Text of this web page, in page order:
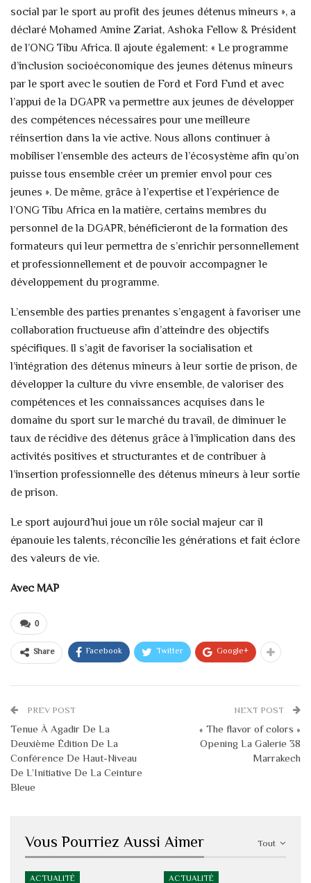
social par le sport au profit des jeunes détenus mineurs », a
déclaré Mohamed Amine Zariat, Ashoka Fellow & Président
de l’ONG Tibu Africa. Il ajoute également: « Le programme
d’inclusion socioéconomique des jeunes détenus mineurs
par le sport avec le soutien de Ford et Ford Fund et avec
l’appui de la DGAPR va permettre aux jeunes de développer
des compétences nécessaires pour une meilleure
réinsertion dans la vie active. Nous allons continuer à
mobiliser l’ensemble des acteurs de l’écosystème afin qu’on
puisse tous ensemble créer un premier envol pour ces
jeunes ». De même, grâce à l’expertise et l’expérience de
l’ONG Tibu Africa en la matière, certains membres du
personnel de la DGAPR, bénéficieront de la formation des
formateurs qui leur permettra de s’enrichir personnellement
et professionnellement et de pouvoir accompagner le
développement du programme.
L’ensemble des parties prenantes s’engagent à favoriser une
collaboration fructueuse afin d’atteindre des objectifs
spécifiques. Il s’agit de favoriser la socialisation et
l’intégration des détenus mineurs à leur sortie de prison, de
développer la culture du vivre ensemble, de valoriser des
compétences et les connaissances acquises dans le
domaine du sport sur le marché du travail, de diminuer le
taux de récidive des détenus grâce à l’implication dans des
activités positives et structurantes et de contribuer à
l’insertion professionnelle des détenus mineurs à leur sortie
de prison.
Le sport aujourd’hui joue un rôle social majeur car il
épanouie les talents, réconcilie les générations et fait éclore
des valeurs de vie.
Avec MAP
0
Share Facebook Twitter Google+
PREV POST
Tenue À Agadir De La
Deuxième Édition De La
Conférence De Haut-Niveau
De L’Initiative De La Ceinture
Bleue
NEXT POST
« The flavor of colors »
Opening La Galerie 38
Marrakech
Tout
Vous Pourriez Aussi Aimer
ACTUALITÉ ACTUALITÉ